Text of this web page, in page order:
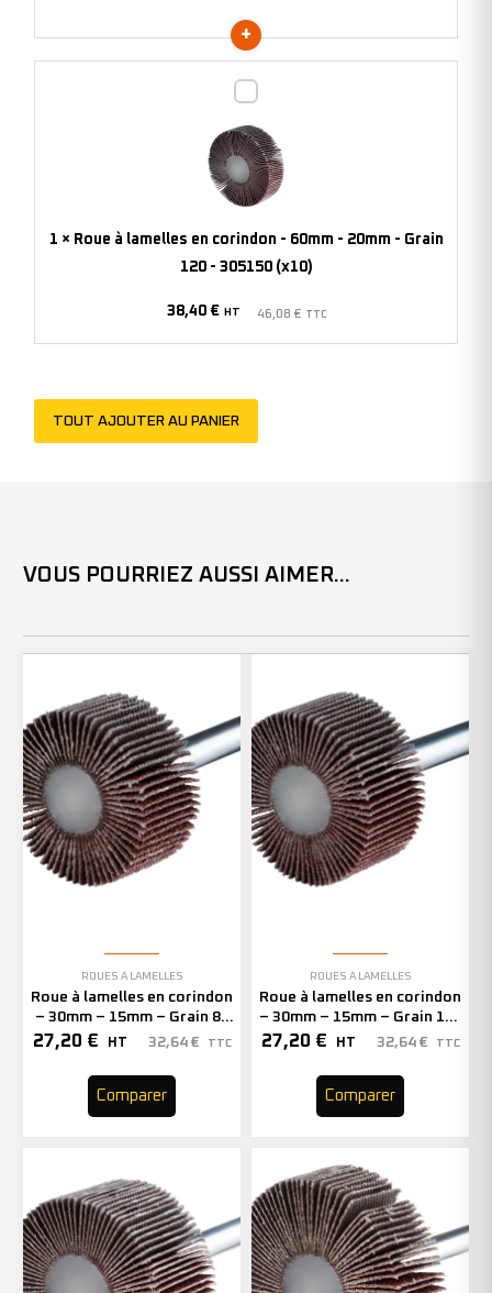
120
(x10)
lamelles
en
corindon
20mm
-
1 × Roue à lamelles en corindon - 60mm - 20mm - Grain
120 - 305150 (x10)
38,40 € HT 46,08 €
TOUT AJOUTER AU PANIER
VOUS POURRIEZ AUSSI AIMER...
ROUES À LAMELLES
Roue à lamelles en corindon
– 30mm – 15mm – Grain 80
– 305120 (x10)
27,20 € HT 32,64 € TTC
Comparer
ROUES À LAMELLES
Roue à lamelles en corindon
– 30mm – 15mm – Grain 120
– 305121 (x10)
27,20 € HT 32,64 € TTC
Comparer